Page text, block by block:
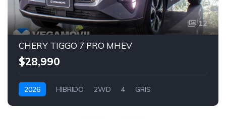
12
CHERY TIGGO 7 PRO MHEV
$28,990
2026 HIBRIDO 2WD 4 GRIS